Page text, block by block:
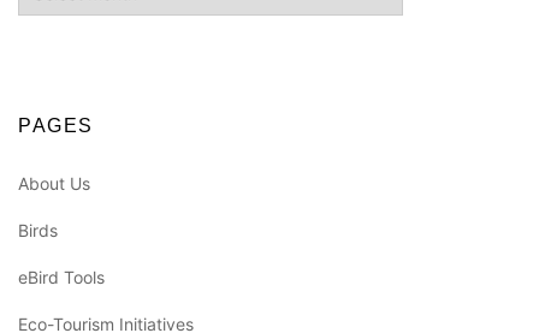
PAGES
About Us
Birds
eBird Tools
Eco-Tourism Initiatives